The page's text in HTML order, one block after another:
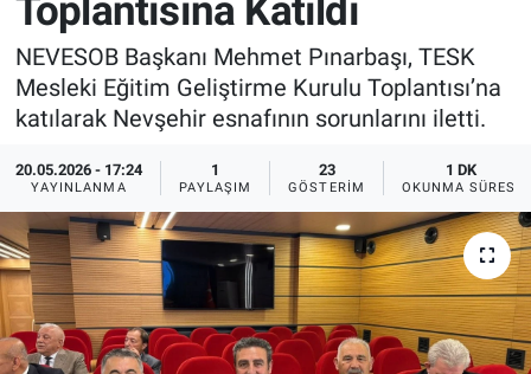
Toplantısına Katıldı
NEVESOB Başkanı Mehmet Pınarbaşı, TESK
Mesleki Eğitim Geliştirme Kurulu Toplantısı’na
katılarak Nevşehir esnafının sorunlarını iletti.
20.05.2026 - 17:24
YAYINLANMA
1
PAYLAŞIM
23
GÖSTERIM
1 DK
OKUNMA SÜRESI
Sağlık
Yerel
Genel
Asayiş
İlan - Duyuru- Mesaj
Türkiye Gündemi
Sizden Gelenler
Yaşam
Sağlık
Eğitim
İlan - Duyuru- Mesaj
Türkiye Gündemi
Sizden Gelenler